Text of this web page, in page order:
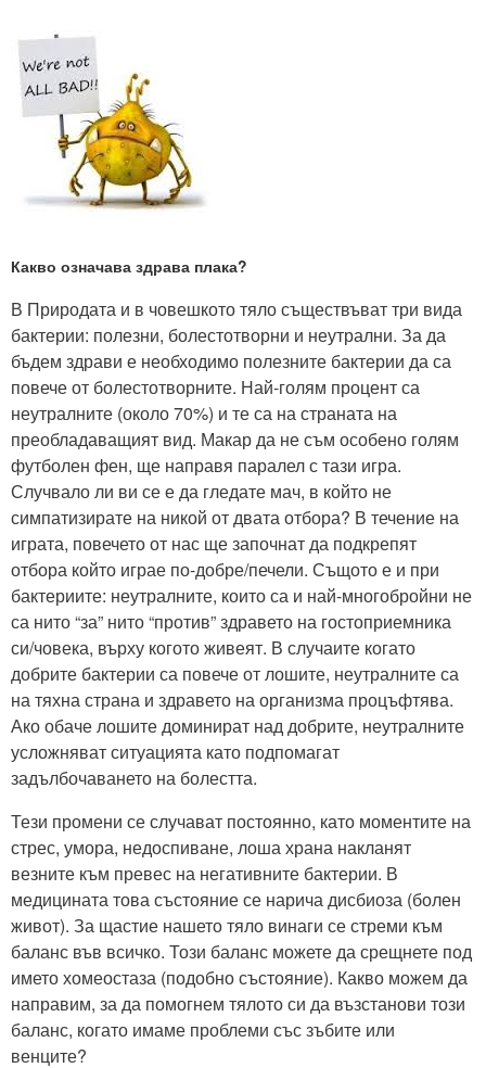
Какво означава здрава плака?
В Природата и в човешкото тяло съществъват три вида
бактерии: полезни, болестотворни и неутрални. За да
бъдем здрави е необходимо полезните бактерии да са
повече от болестотворните. Най-голям процент са
неутралните (около 70%) и те са на страната на
преобладаващият вид. Макар да не съм особено голям
футболен фен, ще направя паралел с тази игра.
Случвало ли ви се е да гледате мач, в който не
симпатизирате на никой от двата отбора? В течение на
играта, повечето от нас ще започнат да подкрепят
отбора който играе по-добре/печели. Същото е и при
бактериите: неутралните, които са и най-многобройни не
са нито “за” нито “против” здравето на гостоприемника
си/човека, върху когото живеят. В случаите когато
добрите бактерии са повече от лошите, неутралните са
на тяхна страна и здравето на организма процъфтява.
Ако обаче лошите доминират над добрите, неутралните
усложняват ситуацията като подпомагат
задълбочаването на болестта.
Тези промени се случават постоянно, като моментите на
стрес, умора, недоспиване, лоша храна накланят
везните към превес на негативните бактерии. В
медицината това състояние се нарича дисбиоза (болен
живот). За щастие нашето тяло винаги се стреми към
баланс във всичко. Този баланс можете да срещнете под
името хомеостаза (подобно състояние). Какво можем да
направим, за да помогнем тялото си да възстанови този
баланс, когато имаме проблеми със зъбите или
венците?